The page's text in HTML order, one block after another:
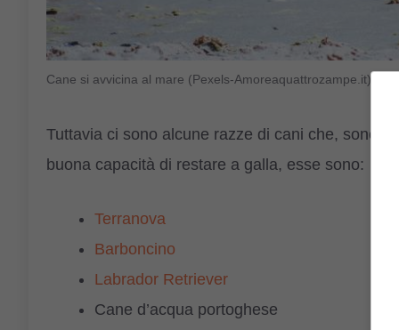
Cane si avvicina al mare (Pexels-Amoreaquattrozampe.it)
Tuttavia ci sono alcune razze di cani che, sono
buona capacità di restare a galla, esse sono:
Terranova
Barboncino
Labrador Retriever
Cane d’acqua portoghese